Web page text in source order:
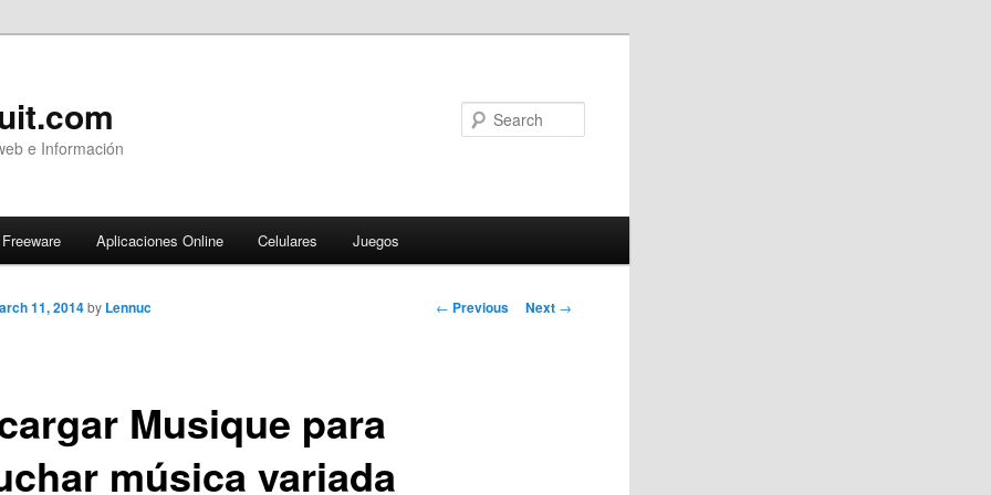
e Información
Freeware Aplicaciones Online Celulares Juegos
Post
← Previous Next →
Musique para
música variada
11, 2014 by Lennuc